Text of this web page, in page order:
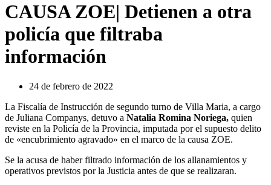
CAUSA ZOE| Detienen a otra
policía que filtraba
información
24 de febrero de 2022
La Fiscalía de Instrucción de segundo turno de Villa Maria, a cargo
de Juliana Companys, detuvo a Natalia Romina Noriega, quien
reviste en la Policía de la Provincia, imputada por el supuesto delito
de «encubrimiento agravado» en el marco de la causa ZOE.
Se la acusa de haber filtrado información de los allanamientos y
operativos previstos por la Justicia antes de que se realizaran.